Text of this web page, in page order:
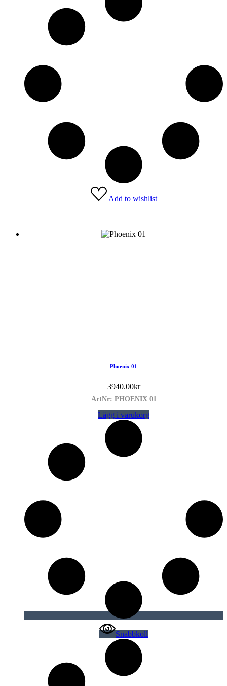
Add to wishlist
Phoenix 01
3940.00kr
ArtNr: PHOENIX 01
Lägg i varukorg
Snabbkoll